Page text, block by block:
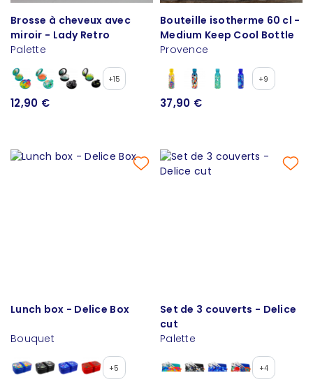
Brosse à cheveux avec
miroir - Lady Retro
Palette
+15
12,90 €
Bouteille isotherme 60 cl -
Medium Keep Cool Bottle
Provence
+9
37,90 €
Lunch box - Delice Box
Bouquet
+5
Set de 3 couverts - Delice
cut
Palette
+4